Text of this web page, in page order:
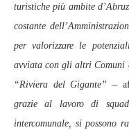
turistiche più ambite
costante
per valorizzare le
avviata con gli altri Comuni
“Riviera del Gigante” –
grazie al lavoro di
intercomunale, si possono